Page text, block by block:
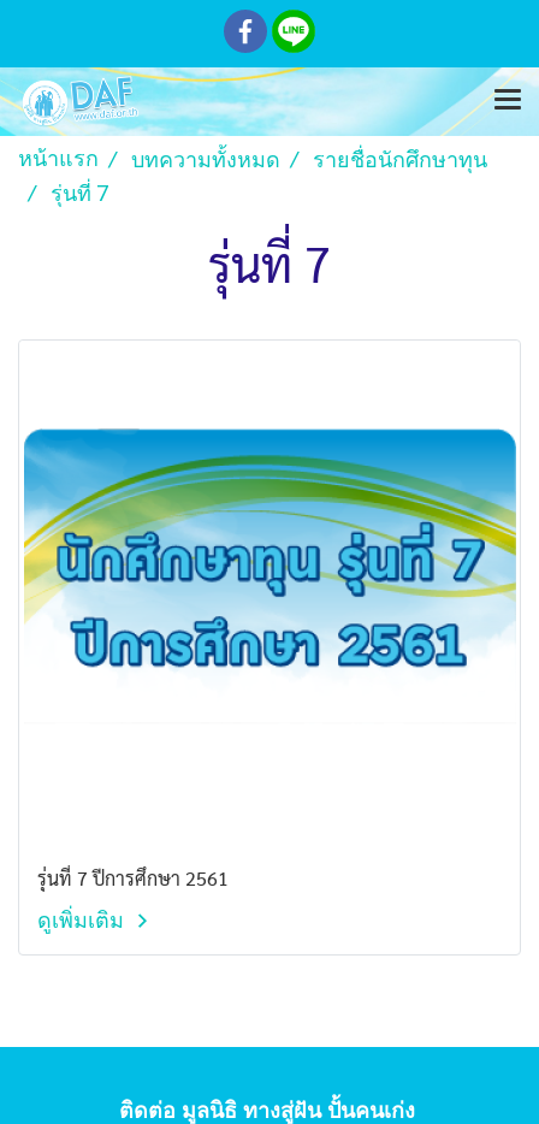
หน้าแรก บทความทั้งหมด
รายชื่อนักศึกษาทุน
รุ่นที่ 7
รุ่นที่ 7
รุ่นที่ 7 ปีการศึกษา 2561
ดูเพิ่มเติม
ติดต่อ มูลนิธิ ทางสู่ฝัน ปั้นคนเก่ง